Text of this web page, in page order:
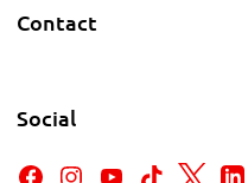
Contact
Social